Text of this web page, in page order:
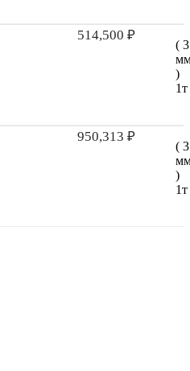
514,500 ₽
( 3
)
1т
950,313 ₽
( 3
)
1т